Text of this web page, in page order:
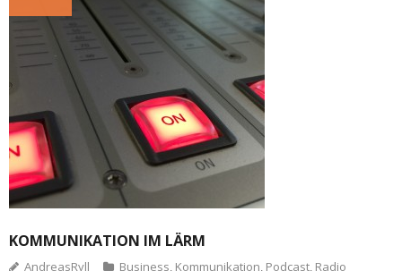
KOMMUNIKATION IM LÄRM
AndreasRyll Business, Kommunikation, Podcast, Radio